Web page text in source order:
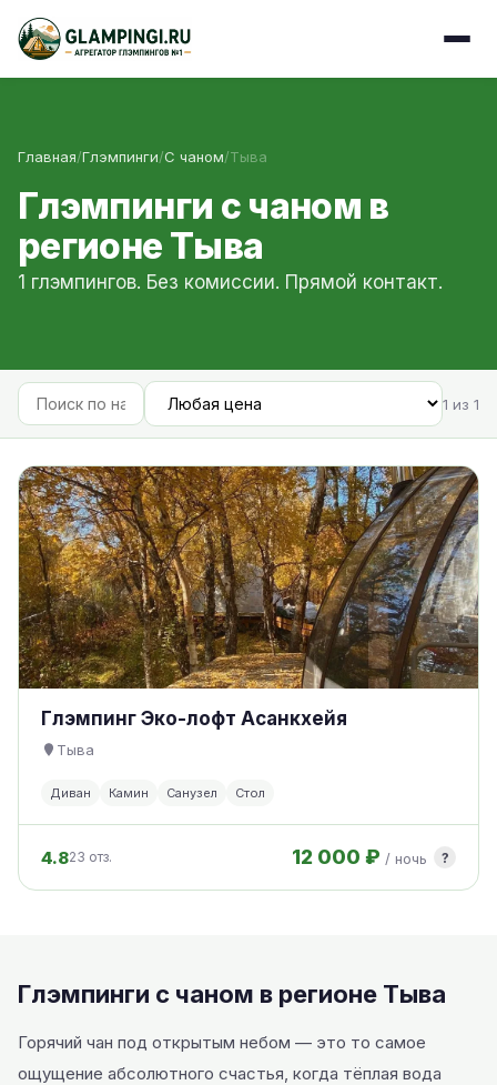
Главная/Глэмпинги/С чаном/Тыва
Глэмпинги с чаном в
регионе Тыва
1 глэмпингов. Без комиссии. Прямой контакт.
1 из 1
Глэмпинг Эко-лофт Асанкхейя
Тыва
Диван Камин Санузел Стол
4.823 отз. 12 000 ₽ / ночь ?
Глэмпинги с чаном в регионе Тыва
Горячий чан под открытым небом — это то самое
ощущение абсолютного счастья, когда тёплая вода